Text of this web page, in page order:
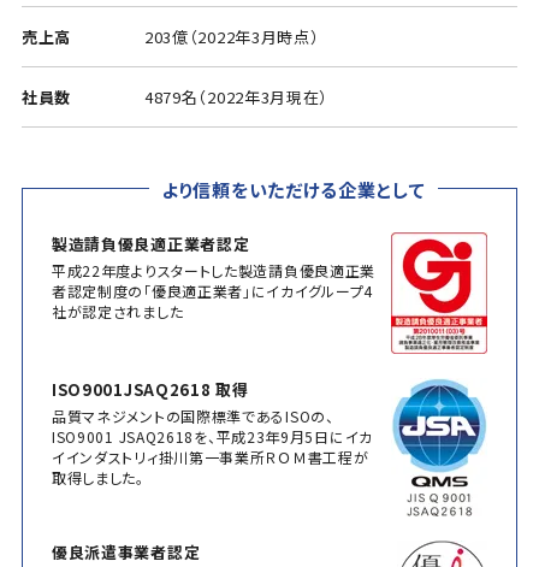
売上高 203億（2022年3月時点）
社員数 4879名（2022年3月現在）
より信頼をいただける企業として
製造請負優良適正業者認定
平成22年度よりスタートした製造請負優良適正業
者認定制度の「優良適正業者」にイカイグループ4
社が認定されました
ISO9001JSAQ2618 取得
品質マネジメントの国際標準であるISOの、
ISO9001 JSAQ2618を、平成23年9月5日にイカ
イインダストリィ掛川第一事業所ＲＯＭ書工程が
取得しました。
優良派遣事業者認定